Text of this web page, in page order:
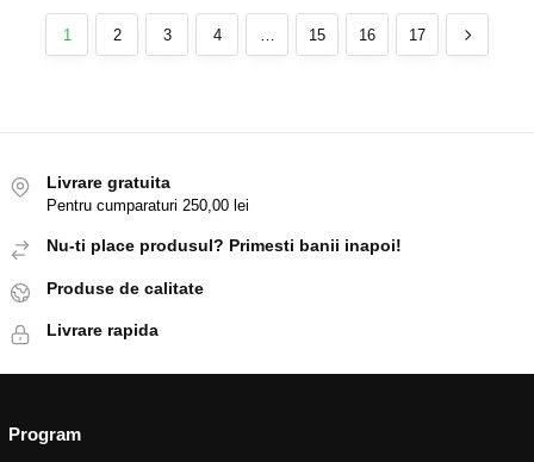
1 2 3 4 15 16 17
Livrare gratuita
Pentru cumparaturi 250,00 lei
Nu-ti place produsul? Primesti banii inapoi!
Produse de calitate
Livrare rapida
Program